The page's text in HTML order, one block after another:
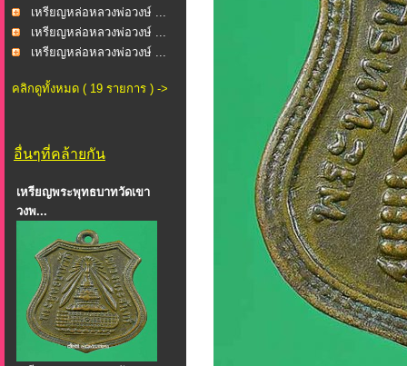
เหรียญหล่อหลวงพ่อวงษ์ ...
เหรียญหล่อหลวงพ่อวงษ์ ...
เหรียญหล่อหลวงพ่อวงษ์ ...
คลิกดูทั้งหมด ( 19 รายการ ) ->
อื่นๆที่คล้ายกัน
เหรียญพระพุทธบาทวัดเขา
วงพ...